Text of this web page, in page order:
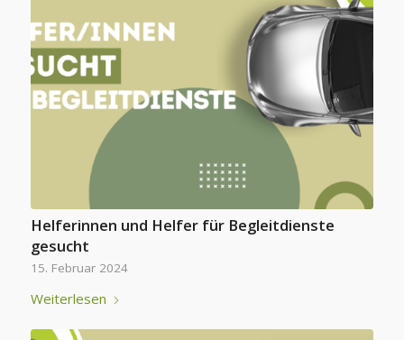
Helferinnen und Helfer für Begleitdienste
gesucht
15. Februar 2024
Weiterlesen